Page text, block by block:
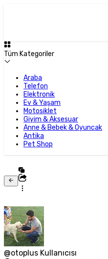
Tüm Kategoriler
Araba
Telefon
Elektronik
Ev & Yaşam
Motosiklet
Giyim & Aksesuar
Anne & Bebek & Oyuncak
Antika
Pet Shop
@otoplus Kullanıcısı